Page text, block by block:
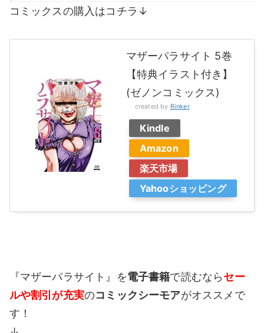
コミックスの購入はコチラ↓
マザーパラサイト 5巻
【特典イラスト付き】
(ゼノンコミックス)
created by Rinker
Kindle
Amazon
楽天市場
Yahooショッピング
『マザーパラサイト』を電子書籍で読むならセー
ルや割引が充実のコミックシーモアがオススメで
す！